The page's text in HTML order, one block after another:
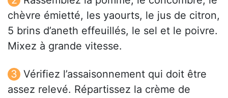
chèvre émietté, les yaourts, le jus de citron,
5 brins d’aneth effeuillés, le sel et le poivre.
Mixez à grande vitesse.
Vérifiez l’assaisonnement qui doit être
assez relevé. Répartissez la crème de